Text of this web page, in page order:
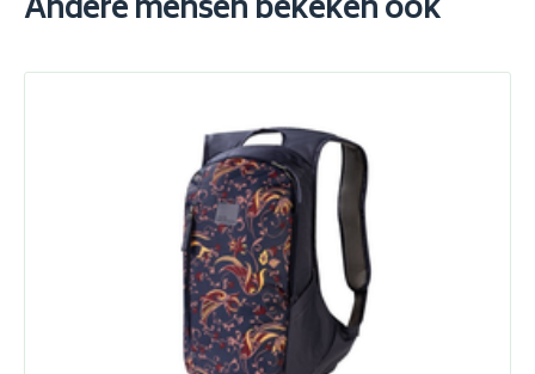
Andere mensen bekeken ook